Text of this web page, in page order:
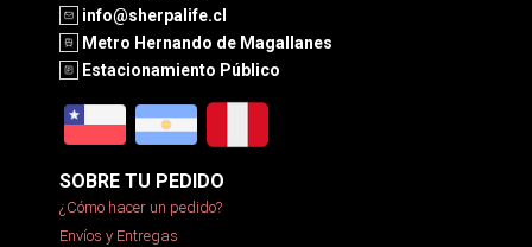
info@sherpalife.cl
Metro Hernando de Magallanes
Estacionamiento Público
SOBRE TU PEDIDO
¿Cómo hacer un pedido?
Envíos y Entregas